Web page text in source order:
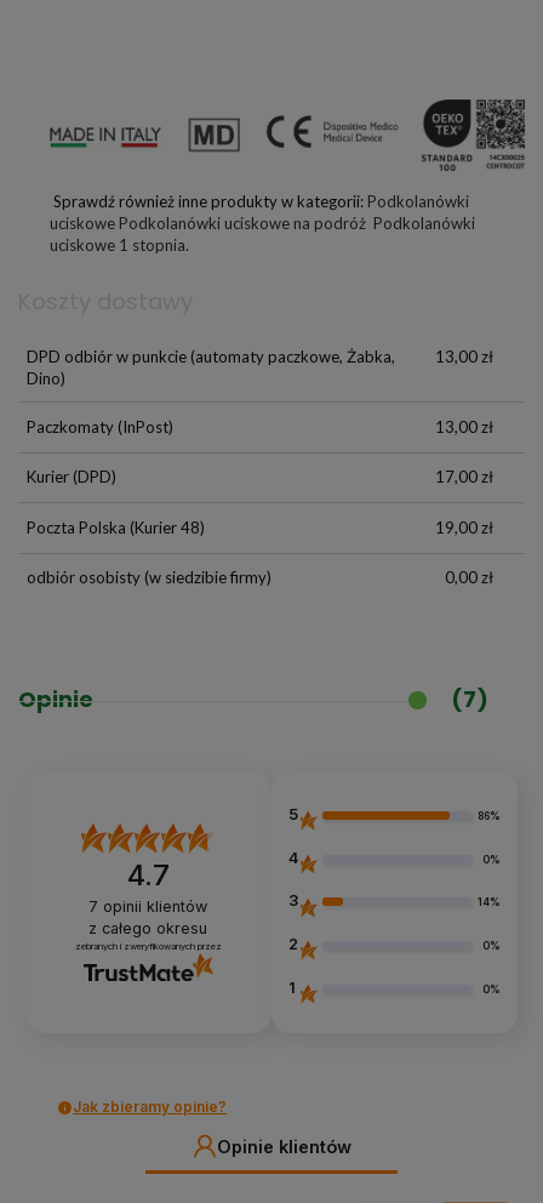
Sprawdź również inne produkty w kategorii: Podkolanówki
uciskowe Podkolanówki uciskowe na podróż Podkolanówki
uciskowe 1 stopnia.
DPD odbiór w punkcie(automaty paczkowe, Żabka,
Dino)
13,00 zł
Paczkomaty(InPost) 13,00 zł
Kurier(DPD) 17,00 zł
Poczta Polska (Kurier 48) 19,00 zł
odbiór osobisty(w siedzibie firmy) 0,00 zł
Opinie (7)
4.7
7 opinii klientów
z całego okresu
zebranych i zweryfikowanych przez
5 86%
4 0%
3 14%
2 0%
1 0%
Jak zbieramy opinie?
Opinie klientów